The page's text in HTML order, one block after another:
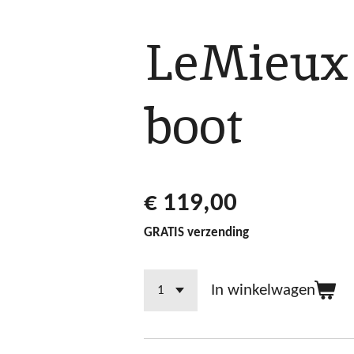
boot
€ 119,00
GRATIS verzending
In winkelwagen